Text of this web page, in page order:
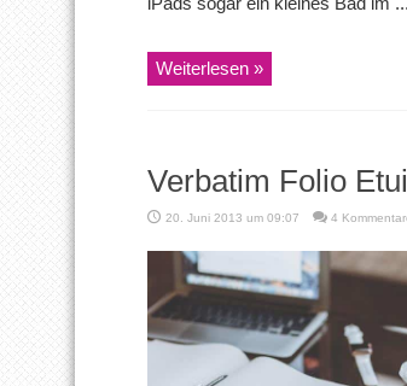
Weiterlesen »
Verbatim Folio
20. Juni 2013 um 09:07 4